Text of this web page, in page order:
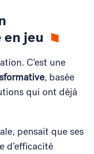
jeu
C’est une
, basée
qui ont déjà
pensait que ses
d’efficacité